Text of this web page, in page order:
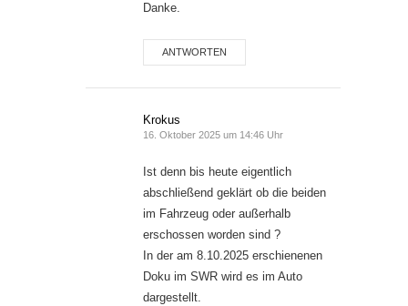
Danke.
ANTWORTEN
Krokus
16. Oktober 2025 um 14:46 Uhr
Ist denn bis heute eigentlich
abschließend geklärt ob die beiden
im Fahrzeug oder außerhalb
erschossen worden sind ?
In der am 8.10.2025 erschienenen
Doku im SWR wird es im Auto
dargestellt.